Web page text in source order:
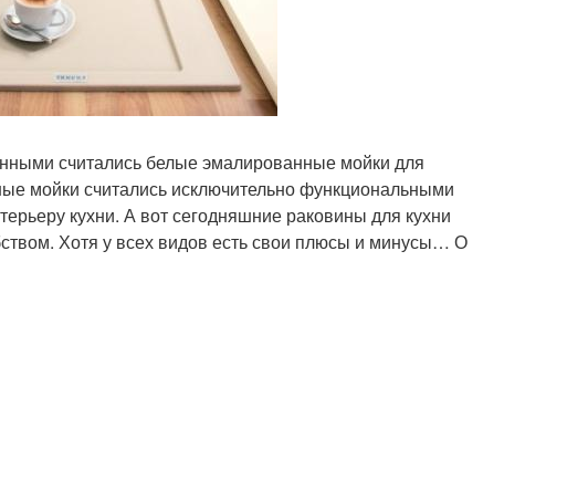
считались белые эмалированные мойки для
мойки считались исключительно функциональными
кухни. А вот сегодняшние раковины для кухни
Хотя у всех видов есть свои плюсы и минусы… О